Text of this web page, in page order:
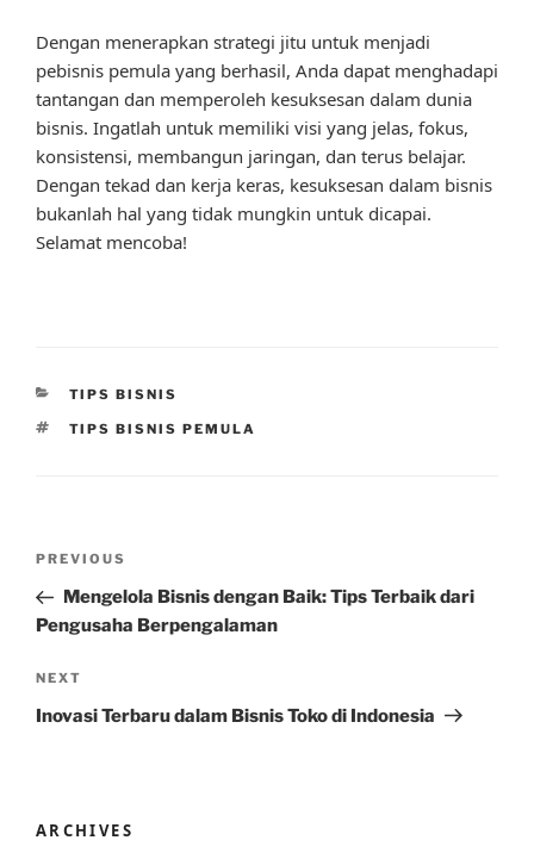
Dengan menerapkan strategi jitu untuk menjadi
pebisnis pemula yang berhasil, Anda dapat menghadapi
tantangan dan memperoleh kesuksesan dalam dunia
bisnis. Ingatlah untuk memiliki visi yang jelas, fokus,
konsistensi, membangun jaringan, dan terus belajar.
Dengan tekad dan kerja keras, kesuksesan dalam bisnis
bukanlah hal yang tidak mungkin untuk dicapai.
Selamat mencoba!
CATEGORIES
TIPS BISNIS
TAGS
TIPS BISNIS PEMULA
Previous
Post
PREVIOUS
Mengelola Bisnis dengan Baik: Tips Terbaik dari
Pengusaha Berpengalaman
Next
Post
NEXT
Inovasi Terbaru dalam Bisnis Toko di Indonesia
ARCHIVES